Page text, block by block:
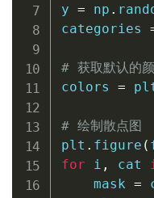
y = np .
categories
# 获取默认的
colors =
# 绘制散点图
plt . figure (
for i , cat
    mask
=